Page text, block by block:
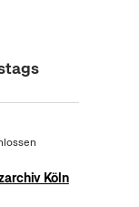
Köln